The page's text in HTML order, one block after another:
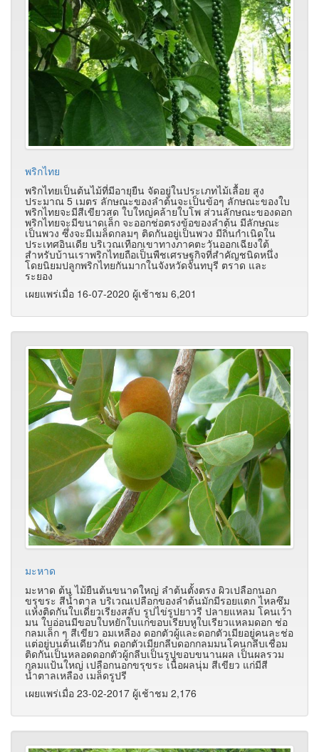
พริกไทย
พริกไทยเป็นต้นไม้ที่มีอายุยืน จัดอยู่ในประเภทไม้เลื้อย สูง
ประมาณ 5 เมตร ลักษณะของลำต้นจะเป็นข้อๆ ลักษณะของใบ
พริกไทยจะมีสีเขียวสด ใบใหญ่คล้ายใบโพ ส่วนลักษณะของดอก
พริกไทยจะมีขนาดเล็ก จะออกช่อตรงข้อของลำต้น มีลักษณะ
เป็นพวง ซึ่งจะมีเมล็ดกลมๆ ติดกันอยู่เป็นพวง มีถิ่นกำเนิดใน
ประเทศอินเดีย บริเวณเทือกเขาทางภาคตะวันออกเฉียงใต้
สำหรับบ้านเราพริกไทยถือเป็นพืชเศรษฐกิจที่สำคัญชนิดหนึ่ง
โดยนิยมปลูกพริกไทยกันมากในจังหวัดจันทบุรี ตราด และ
ระยอง
เผยแพร่เมื่อ 16-07-2020 ผู้เช้าชม 6,201
มะหาด
มะหาด ต้น ไม้ยืนต้นขนาดใหญ่ ลำต้นตั้งตรง ผิวเปลือกนอก
ขรุขระ สีน้ำตาล บริเวณเปลือกของลำต้นมักมีรอยแตก ไหลซึม
แห้งติดกันใบเดี่ยวเรียงสลับ รูปไข่รูปยาวรี ปลายแหลม โคนเว้า
มน ใบอ่อนมีขอบใบหยักใบแก่ขอบเรียบหูใบเรียวแหลมดอก ช่อ
กลมเล็ก ๆ สีเขียว อมเหลือง ดอกตัวผู้และดอกตัวเมียอยู่คนละช่อ
แต่อยู่บนต้นเดียวกัน ดอกตัวเมียกลีบดอกกลมมนโคนกลีบเชื่อม
ติดกันเป็นหลอดดอกตัวผู้กลีบเป็นรูปขอบขนานผล เป็นผลรวม
กลมแป้นใหญ่ เปลือกนอกขรุขระ เนื้อผลนุ่ม สีเขียว แก่มีสี
น้ำตาลเหลือง เมล็ดรูปรี
เผยแพร่เมื่อ 23-02-2017 ผู้เช้าชม 2,176